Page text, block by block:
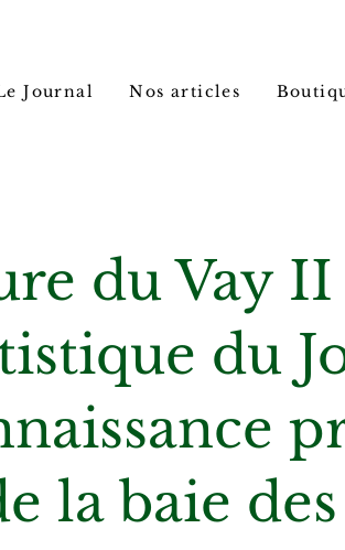
Journal Nos articles
du Vay II
du
la baie des